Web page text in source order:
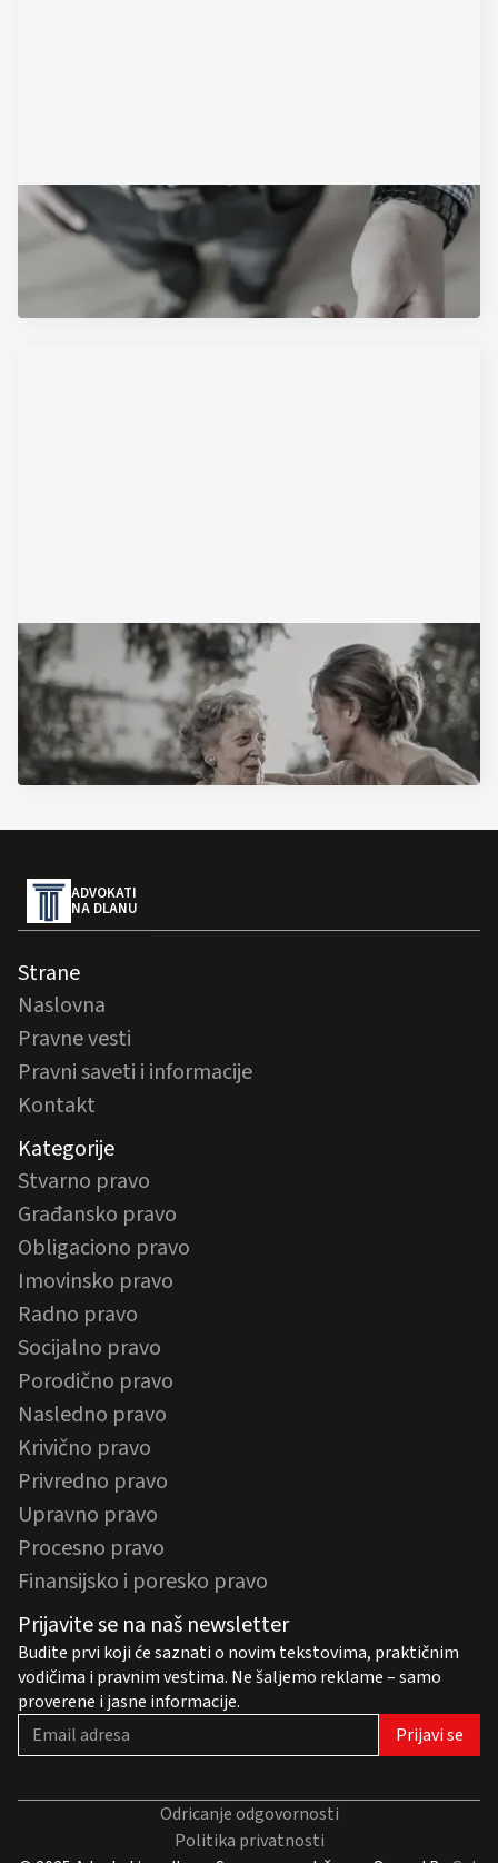
November 24, 2025
Ugovor o pozajmici novca
Pročitajte Artikal
November 17, 2025
Ugovor o doživotnom izdržavanju: sve
informacije na jednom mestu
Pročitajte Artikal
ADVOKATI
NA DLANU
Strane
Naslovna
Pravne vesti
Pravni saveti i informacije
Kontakt
Kategorije
Stvarno pravo
Građansko pravo
Obligaciono pravo
Imovinsko pravo
Radno pravo
Socijalno pravo
Porodično pravo
Nasledno pravo
Krivično pravo
Privredno pravo
Upravno pravo
Procesno pravo
Finansijsko i poresko pravo
Prijavite se na naš newsletter
Budite prvi koji će saznati o novim tekstovima, praktičnim
vodičima i pravnim vestima. Ne šaljemo reklame – samo
proverene i jasne informacije.
Odricanje odgovornosti
Politika privatnosti